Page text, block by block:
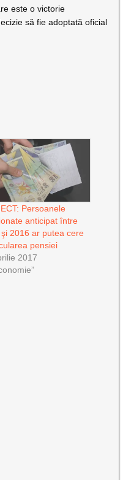
este o victorie
să fie adoptată oficial
Persoanele
anticipat între
şi 2016 ar putea cere
pensiei
2017